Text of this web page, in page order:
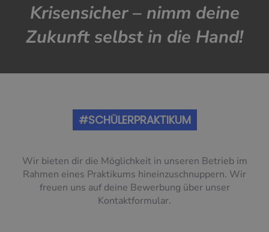
Krisensicher – nimm deine
Zukunft selbst in die Hand!
#SCHÜLERPRAKTIKUM
Wir bieten dir die Möglichkeit in unseren Betrieb im
Rahmen eines Praktikums hineinzuschnuppern. Wir
freuen uns auf deine Bewerbung über unser
Kontaktformular.